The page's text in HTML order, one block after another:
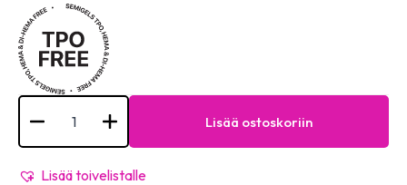
Semigel
Hot
määrä
Lisää ostoskoriin
Lisää toivelistalle